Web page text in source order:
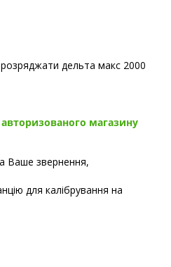
дельта макс 2000
магазину
Ваше звернення,
для калібрування на